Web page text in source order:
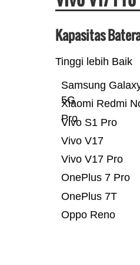
Kapasitas
Tinggi lebih Baik
Oppo Reno
OnePlus 7T
OnePlus 7 Pro
Vivo V17 Pro
Vivo V17
Vivo S1 Pro
Xiaomi Redmi
Pro
Samsung
5G